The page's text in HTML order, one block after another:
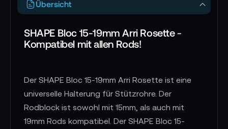
Übersicht
SHAPE Bloc 15-19mm Arri Rosette -
Kompatibel mit allen Rods!
Der SHAPE Bloc 15-19mm Arri Rosette ist eine
universelle Halterung für Stützrohre. Der
Rodblock ist sowohl mit 15mm, als auch mit
19mm Rods kompatibel. Der SHAPE Bloc 15-